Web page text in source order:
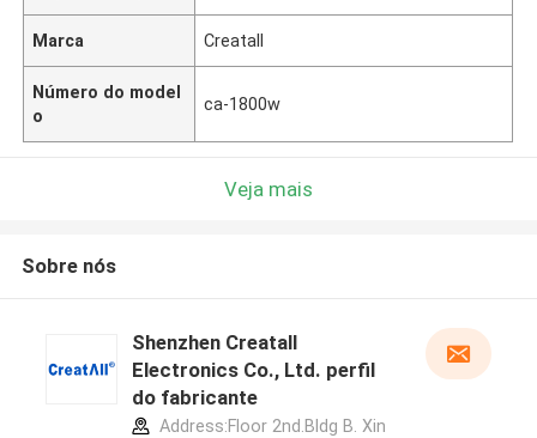
Marca Creatall
Número do model
o
ca-1800w
Veja mais
Sobre nós
Shenzhen Creatall
Electronics Co., Ltd. perfil
do fabricante
Address:Floor 2nd.Bldg B. Xin